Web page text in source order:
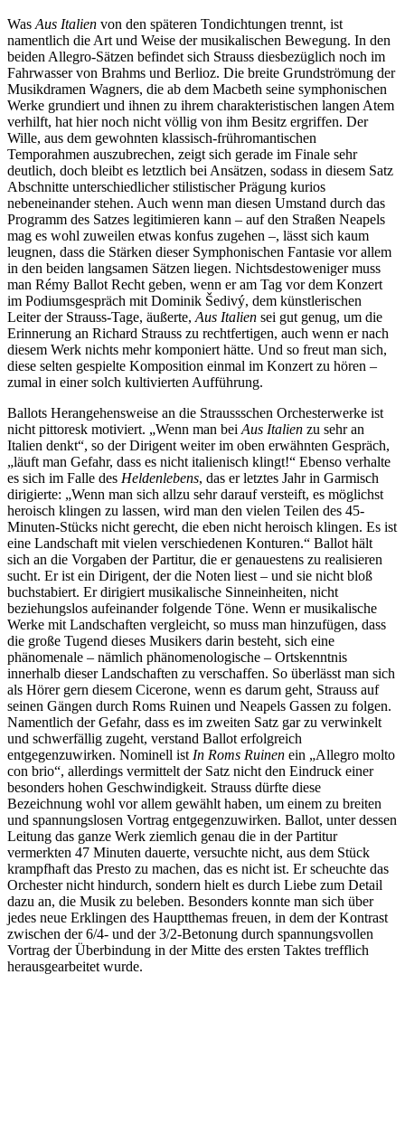
Was Aus Italien von den späteren Tondichtungen trennt, ist
namentlich die Art und Weise der musikalischen Bewegung. In den
beiden Allegro-Sätzen befindet sich Strauss diesbezüglich noch im
Fahrwasser von Brahms und Berlioz. Die breite Grundströmung der
Musikdramen Wagners, die ab dem Macbeth seine symphonischen
Werke grundiert und ihnen zu ihrem charakteristischen langen Atem
verhilft, hat hier noch nicht völlig von ihm Besitz ergriffen. Der
Wille, aus dem gewohnten klassisch-frühromantischen
Temporahmen auszubrechen, zeigt sich gerade im Finale sehr
deutlich, doch bleibt es letztlich bei Ansätzen, sodass in diesem Satz
Abschnitte unterschiedlicher stilistischer Prägung kurios
nebeneinander stehen. Auch wenn man diesen Umstand durch das
Programm des Satzes legitimieren kann – auf den Straßen Neapels
mag es wohl zuweilen etwas konfus zugehen –, lässt sich kaum
leugnen, dass die Stärken dieser Symphonischen Fantasie vor allem
in den beiden langsamen Sätzen liegen. Nichtsdestoweniger muss
man Rémy Ballot Recht geben, wenn er am Tag vor dem Konzert
im Podiumsgespräch mit Dominik Šedivý, dem künstlerischen
Leiter der Strauss-Tage, äußerte, Aus Italien sei gut genug, um die
Erinnerung an Richard Strauss zu rechtfertigen, auch wenn er nach
diesem Werk nichts mehr komponiert hätte. Und so freut man sich,
diese selten gespielte Komposition einmal im Konzert zu hören –
zumal in einer solch kultivierten Aufführung.
Ballots Herangehensweise an die Straussschen Orchesterwerke ist
nicht pittoresk motiviert. „Wenn man bei Aus Italien zu sehr an
Italien denkt“, so der Dirigent weiter im oben erwähnten Gespräch,
„läuft man Gefahr, dass es nicht italienisch klingt!“ Ebenso verhalte
es sich im Falle des Heldenlebens, das er letztes Jahr in Garmisch
dirigierte: „Wenn man sich allzu sehr darauf versteift, es möglichst
heroisch klingen zu lassen, wird man den vielen Teilen des 45-
Minuten-Stücks nicht gerecht, die eben nicht heroisch klingen. Es ist
eine Landschaft mit vielen verschiedenen Konturen.“ Ballot hält
sich an die Vorgaben der Partitur, die er genauestens zu realisieren
sucht. Er ist ein Dirigent, der die Noten liest – und sie nicht bloß
buchstabiert. Er dirigiert musikalische Sinneinheiten, nicht
beziehungslos aufeinander folgende Töne. Wenn er musikalische
Werke mit Landschaften vergleicht, so muss man hinzufügen, dass
die große Tugend dieses Musikers darin besteht, sich eine
phänomenale – nämlich phänomenologische – Ortskenntnis
innerhalb dieser Landschaften zu verschaffen. So überlässt man sich
als Hörer gern diesem Cicerone, wenn es darum geht, Strauss auf
seinen Gängen durch Roms Ruinen und Neapels Gassen zu folgen.
Namentlich der Gefahr, dass es im zweiten Satz gar zu verwinkelt
und schwerfällig zugeht, verstand Ballot erfolgreich
entgegenzuwirken. Nominell ist In Roms Ruinen ein „Allegro molto
con brio“, allerdings vermittelt der Satz nicht den Eindruck einer
besonders hohen Geschwindigkeit. Strauss dürfte diese
Bezeichnung wohl vor allem gewählt haben, um einem zu breiten
und spannungslosen Vortrag entgegenzuwirken. Ballot, unter dessen
Leitung das ganze Werk ziemlich genau die in der Partitur
vermerkten 47 Minuten dauerte, versuchte nicht, aus dem Stück
krampfhaft das Presto zu machen, das es nicht ist. Er scheuchte das
Orchester nicht hindurch, sondern hielt es durch Liebe zum Detail
dazu an, die Musik zu beleben. Besonders konnte man sich über
jedes neue Erklingen des Hauptthemas freuen, in dem der Kontrast
zwischen der 6/4- und der 3/2-Betonung durch spannungsvollen
Vortrag der Überbindung in der Mitte des ersten Taktes trefflich
herausgearbeitet wurde.